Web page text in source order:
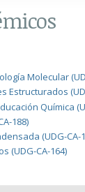
Molecular
Estructurados
Química
188)
(UDG-CA-
(UDG-CA-164)